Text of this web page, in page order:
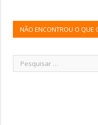
NÃO ENCONTROU O QUE